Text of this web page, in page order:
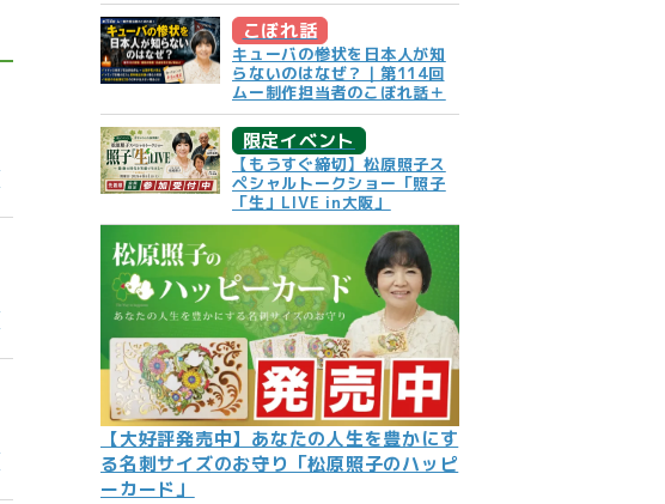
こぼれ話
キューバの惨状を日本人が知
らないのはなぜ？｜第114回
ムー制作担当者のこぼれ話＋
限定イベント
【もうすぐ締切】松原照子ス
ペシャルトークショー「照子
「生」LIVE in大阪」
【大好評発売中】あなたの人生を豊かにす
る名刺サイズのお守り「松原照子のハッピ
ーカード」